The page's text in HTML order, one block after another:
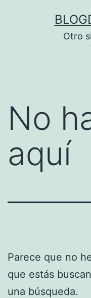
Otro
No
aquí
Parece que no
que estás
una búsqueda.